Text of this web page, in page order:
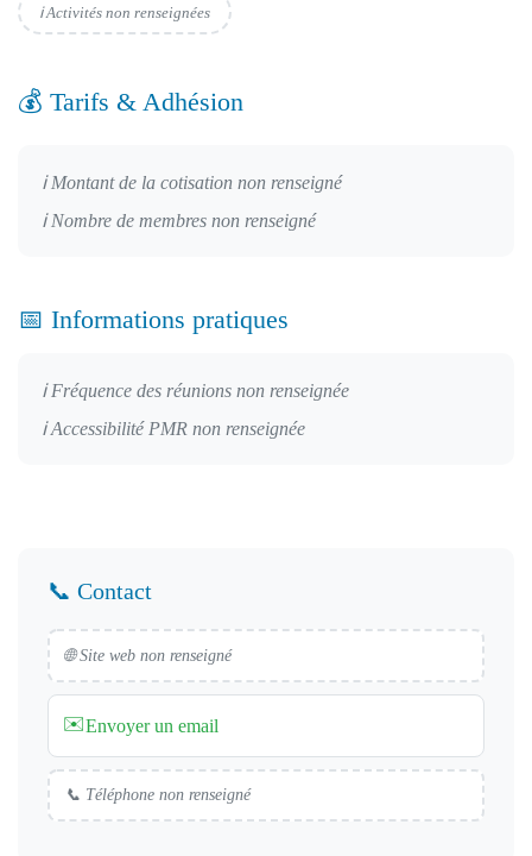
ℹ️ Activités non renseignées
💰 Tarifs & Adhésion
ℹ️ Montant de la cotisation non renseigné
ℹ️ Nombre de membres non renseigné
📅 Informations pratiques
ℹ️ Fréquence des réunions non renseignée
ℹ️ Accessibilité PMR non renseignée
📞 Contact
🌐 Site web non renseigné
✉️Envoyer un email
📞 Téléphone non renseigné